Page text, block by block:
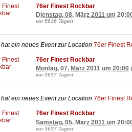
76er Finest Rockbar
Dienstag, 08. März 2011 um
vor 5636 Tagen
hat ein neues Event zur Location 76er Finest
76er Finest Rockbar
Montag, 07. März 2011 um 20:00
vor 5637 Tagen
hat ein neues Event zur Location 76er Finest
76er Finest Rockbar
Samstag, 05. März 2011 um
vor 5637 Tagen